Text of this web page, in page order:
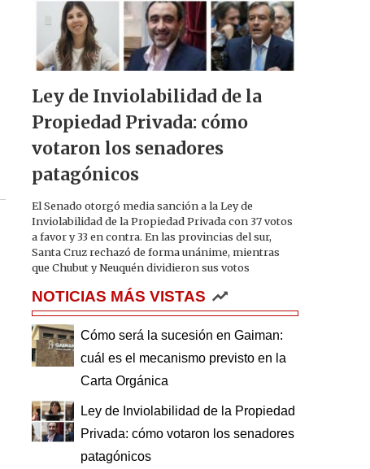
Ley de Inviolabilidad de la
Propiedad Privada: cómo
votaron los senadores
patagónicos
El Senado otorgó media sanción a la Ley de
Inviolabilidad de la Propiedad Privada con 37 votos
a favor y 33 en contra. En las provincias del sur,
Santa Cruz rechazó de forma unánime, mientras
que Chubut y Neuquén dividieron sus votos
NOTICIAS MÁS VISTAS
Cómo será la sucesión en Gaiman:
cuál es el mecanismo previsto en la
Carta Orgánica
Ley de Inviolabilidad de la Propiedad
Privada: cómo votaron los senadores
patagónicos